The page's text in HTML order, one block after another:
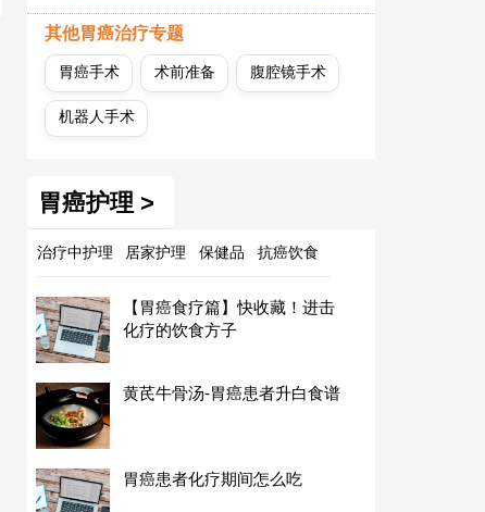
其他胃癌治疗专题
胃癌手术 术前准备 腹腔镜手术
机器人手术
胃癌护理 >
治疗中护理 居家护理 保健品 抗癌饮食
【胃癌食疗篇】快收藏！进击
化疗的饮食方子
黄芪牛骨汤-胃癌患者升白食谱
胃癌患者化疗期间怎么吃